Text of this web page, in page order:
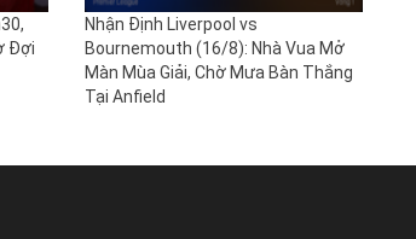
Đợi
Nhận Định Liverpool vs
Bournemouth (16/8): Nhà Vua Mở
Màn Mùa Giải, Chờ Mưa Bàn Thắng
Tại Anfield